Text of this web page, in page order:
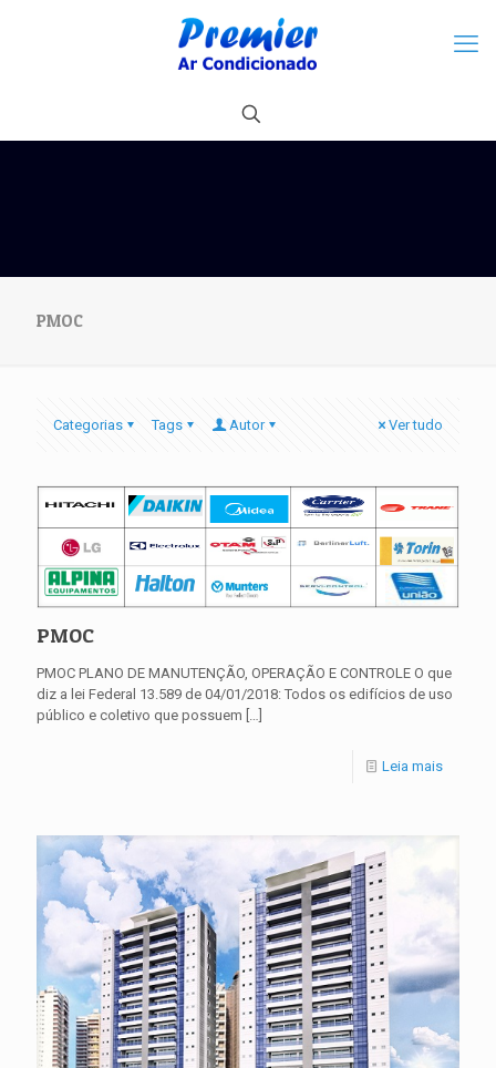
PMOC
Categorias Tags Autor Ver tudo
PMOC
PMOC PLANO DE MANUTENÇÃO, OPERAÇÃO E CONTROLE O que
diz a lei Federal 13.589 de 04/01/2018: Todos os edifícios de uso
público e coletivo que possuem […]
Leia mais